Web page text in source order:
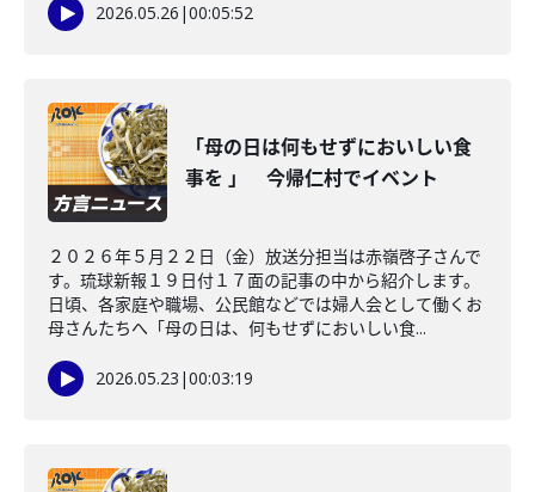
2026.05.26 |00:05:52
「母の日は何もせずにおいしい食
事を 」 今帰仁村でイベント
２０２６年５月２２日（金）放送分担当は赤嶺啓子さんで
す。琉球新報１９日付１７面の記事の中から紹介します。
日頃、各家庭や職場、公民館などでは婦人会として働くお
母さんたちへ「母の日は、何もせずにおいしい食...
2026.05.23 |00:03:19